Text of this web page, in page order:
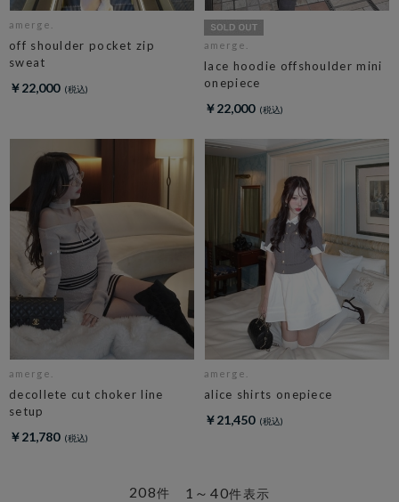
amerge.
off shoulder pocket zip
sweat
￥22,000
amerge.
lace hoodie offshoulder mini
onepiece
￥22,000
amerge.
decollete cut choker line
setup
￥21,780
amerge.
alice shirts onepiece
￥21,450
1～40件表示
208件